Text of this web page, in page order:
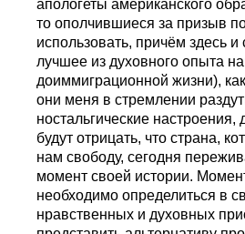
апологеты американского
то ополчившиеся за призыв
использовать, причём здесь и
лучшее из духовного опыта
доиммиграционной жизни),
они меня в стремлении
ностальгические настроения,
будут отрицать, что страна,
нам свободу, сегодня
момент своей истории.
необходимо определиться в
нравственных и духовных